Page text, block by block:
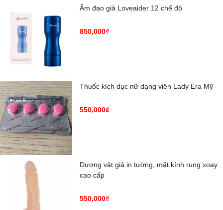
Âm đạo giả Loveaider 12 chế độ
850,000₫
Thuốc kích dục nữ dạng viên Lady Era Mỹ
550,000₫
Dương vật giả in tường, mặt kính rung xoay
cao cấp
550,000₫